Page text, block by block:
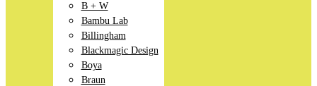
B + W
Bambu Lab
Billingham
Blackmagic Design
Boya
Braun